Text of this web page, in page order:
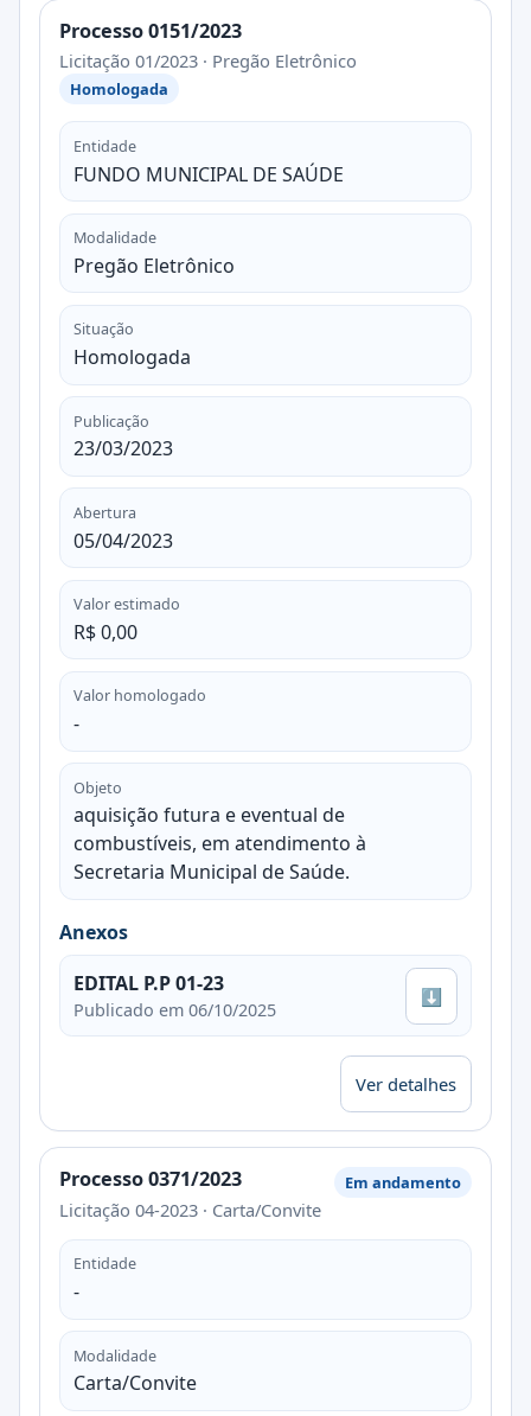
Processo 0151/2023
Licitação 01/2023 · Pregão Eletrônico
Homologada
Entidade
FUNDO MUNICIPAL DE SAÚDE
Modalidade
Pregão Eletrônico
Situação
Homologada
Publicação
23/03/2023
Abertura
05/04/2023
Valor estimado
R$ 0,00
Valor homologado
-
Objeto
aquisição futura e eventual de
combustíveis, em atendimento à
Secretaria Municipal de Saúde.
Anexos
EDITAL P.P 01-23
Publicado em 06/10/2025
⬇
Ver detalhes
Processo 0371/2023
Licitação 04-2023 · Carta/Convite
Em andamento
Entidade
-
Modalidade
Carta/Convite